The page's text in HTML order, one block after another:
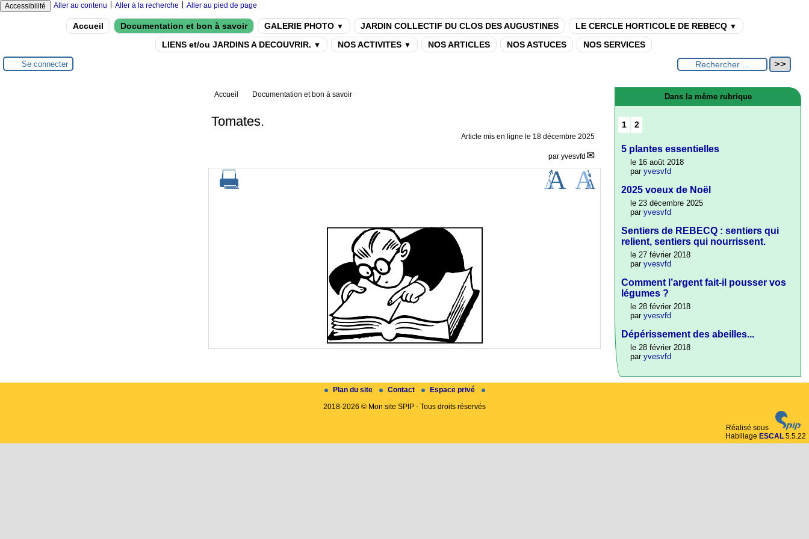
Accessibilité Aller au contenu Aller à la recherche Aller au pied de page
Accueil Documentation et bon à savoir GALERIE PHOTO ▼ JARDIN COLLECTIF DU CLOS DES AUGUSTINES LE CERCLE HORTICOLE DE REBECQ ▼
LIENS et/ou JARDINS A DECOUVRIR. ▼ NOS ACTIVITES ▼ NOS ARTICLES NOS ASTUCES NOS SERVICES
Se connecter
Accueil Documentation et bon à savoir
Tomates.
Article mis en ligne le 18 décembre 2025
par yvesvfd
Dans la même rubrique
1 2
5 plantes essentielles
le 16 août 2018
paryvesvfd
2025 voeux de Noël
le 23 décembre 2025
paryvesvfd
Sentiers de REBECQ : sentiers qui
relient, sentiers qui nourrissent.
le 27 février 2018
paryvesvfd
Comment l’argent fait-il pousser vos
légumes ?
le 28 février 2018
paryvesvfd
Dépérissement des abeilles...
le 28 février 2018
paryvesvfd
Plan du site Contact
Espace privé
2018-2026 © Mon site SPIP - Tous droits réservés
Réalisé sous
Habillage ESCAL 5.5.22